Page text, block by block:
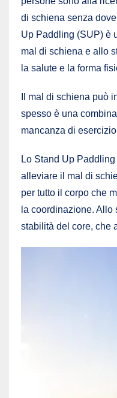
di schiena senza
Up Paddling (SUP) è
mal di schiena e allo
la salute e la forma
Il mal di schiena può
spesso è una
mancanza di
Lo Stand Up
alleviare il mal di
per tutto il corpo che
la coordinazione. Allo
stabilità del core, che